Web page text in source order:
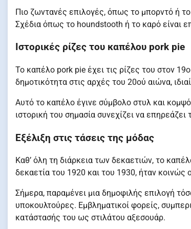
Πιο ζωντανές επιλογές, όπως το μπορντό ή
Σχέδια όπως το houndstooth ή το καρό είναι
Ιστορικές ρίζες του καπέλου pork pie
Το καπέλο pork pie έχει τις ρίζες του στον
δημοτικότητα στις αρχές του 20ού αιώνα,
Αυτό το καπέλο έγινε σύμβολο στυλ και
ιστορική του σημασία συνεχίζει να
Εξέλιξη στις τάσεις της μόδας
Καθ’ όλη τη διάρκεια των δεκαετιών, το
δεκαετία του 1920 και του 1930, ήταν
Σήμερα, παραμένει μια δημοφιλής επιλογή
υποκουλτούρες. Εμβληματικοί φορείς,
κατάστασής του ως στιλάτου αξεσουάρ.